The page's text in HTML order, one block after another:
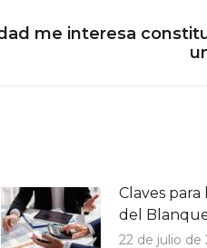
me interesa
Claves
del
22 de julio de